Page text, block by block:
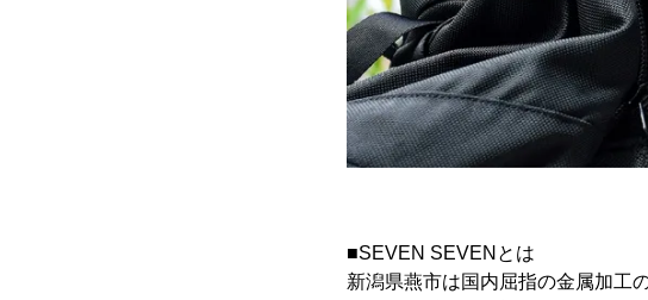
■SEVEN SEVENとは
新潟県燕市は国内屈指の金属加工